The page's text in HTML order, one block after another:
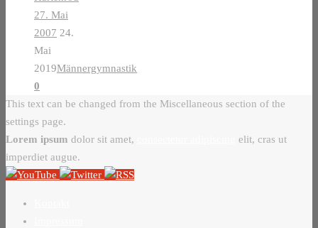
27. Mai
2007 24.
Mai
2019Männergymnastik
0
This text can be changed from the Miscellaneous section of the
settings page.
Lorem ipsum dolor sit amet,
elit, cras ut
imperdiet augue.